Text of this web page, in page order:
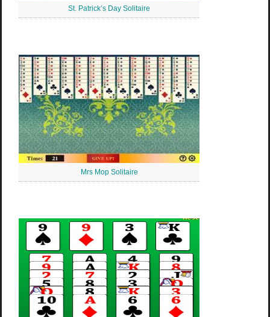
St. Patrick’s Day Solitaire
Mrs Mop Solitaire